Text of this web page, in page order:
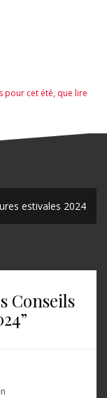
pour cet été, que lire
estivales 2024
Conseils
”